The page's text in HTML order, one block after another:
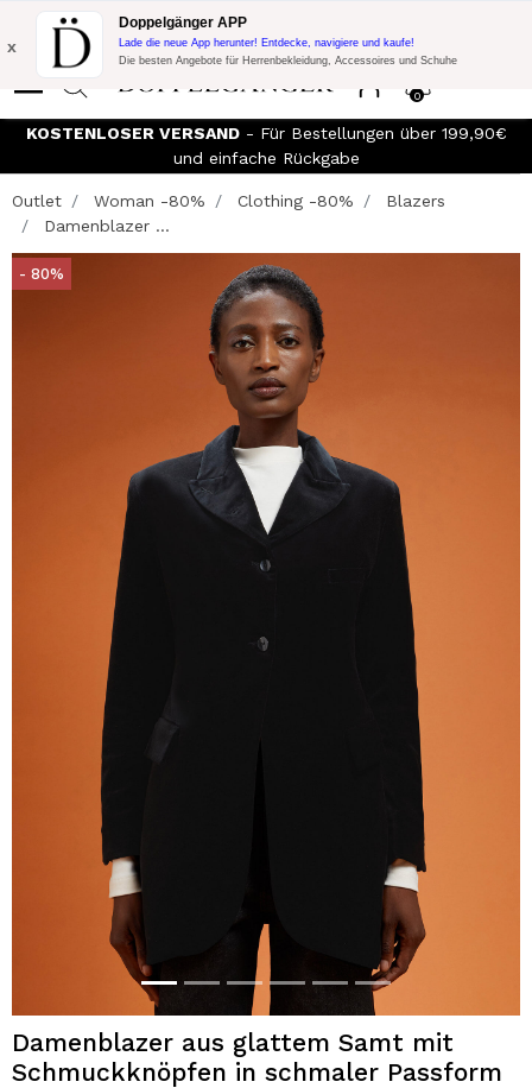
Blitzangebot:
10% Extra-Rabatt auf 300€ Einkauf mit Code:
DOPPEL300
0
x
Doppelgänger APP
Lade die neue App herunter! Entdecke, navigiere und kaufe!
Die besten Angebote für Herrenbekleidung, Accessoires und Schuhe
KOSTENLOSER VERSAND- Für Bestellungen über 199,90€
und einfache Rückgabe
Outlet Woman -80% Clothing -80%
Blazers
Damenblazer ...
- 80%
Damenblazer aus glattem Samt mit
Schmuckknöpfen in schmaler Passform